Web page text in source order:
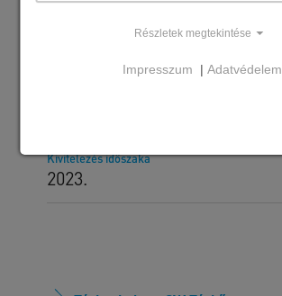
Maroskő - széna
Kivitelezés időszaka
2023.
Részletek megtekintése
Impresszum | Adatvédelem